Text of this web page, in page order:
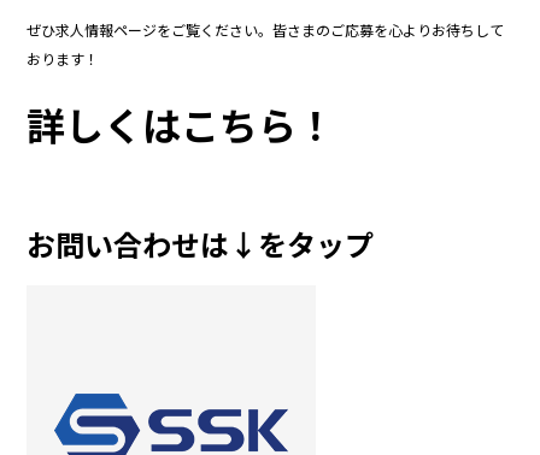
ぜひ求人情報ページをご覧ください。皆さまのご応募を心よりお待ちして
おります！
詳しくはこちら！
お問い合わせは↓をタップ